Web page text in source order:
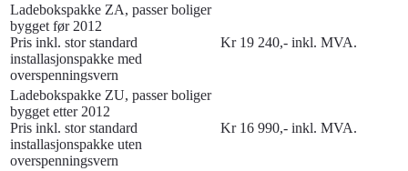
Ladebokspakke ZA, passer boliger
bygget før 2012
Pris inkl. stor standard
installasjonspakke med
overspenningsvern
Kr 19 240,- inkl. MVA.
Ladebokspakke ZU, passer boliger
bygget etter 2012
Pris inkl. stor standard
installasjonspakke uten
overspenningsvern
Kr 16 990,- inkl. MVA.